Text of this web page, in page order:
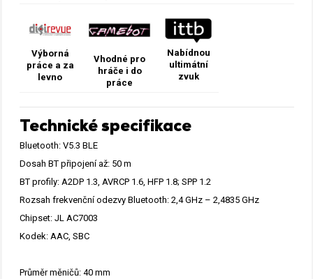
Výborná
práce a za
levno
Vhodné pro
hráče i do
práce
Nabídnou
ultimátní
zvuk
Technické specifikace
Bluetooth: V5.3 BLE
Dosah BT připojení až: 50 m
BT profily: A2DP 1.3, AVRCP 1.6, HFP 1.8; SPP 1.2
Rozsah frekvenční odezvy Bluetooth: 2,4 GHz – 2,4835 GHz
Chipset: JL AC7003
Kodek: AAC, SBC
Průměr měničů: 40 mm